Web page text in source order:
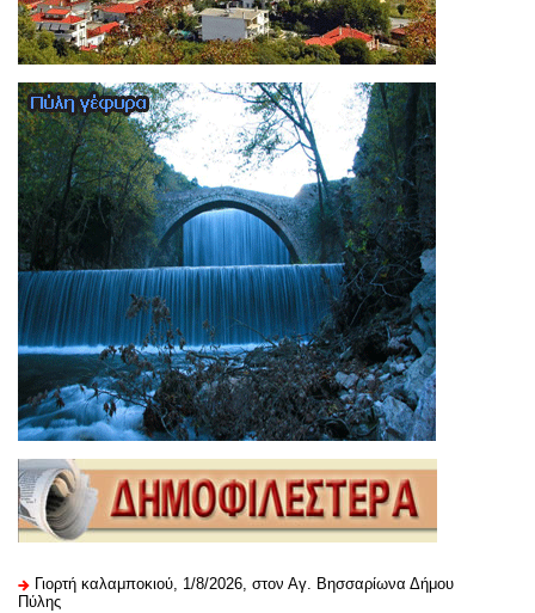
Γιορτή καλαμποκιού, 1/8/2026, στον Αγ. Βησσαρίωνα Δήμου
Πύλης